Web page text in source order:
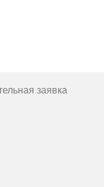
заявка